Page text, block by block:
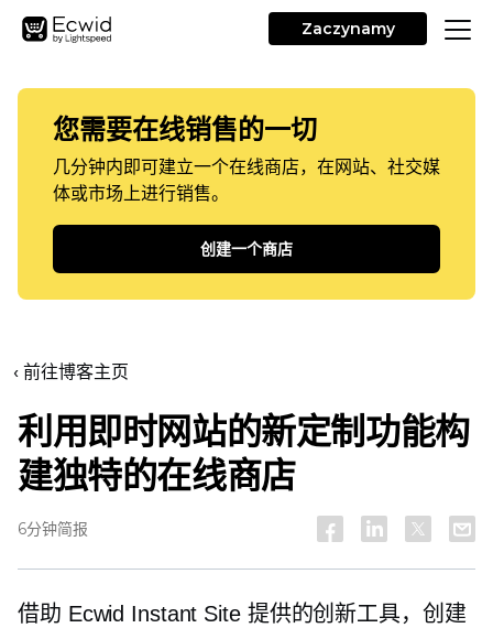
Zaczynamy
您需要在线销售的一切
几分钟内即可建立一个在线商店，在网站、社交媒
体或市场上进行销售。
创建一个商店
‹ 前往博客主页
利用即时网站的新定制功能构
建独特的在线商店
6分钟简报
借助 Ecwid Instant Site 提供的创新工具，创建